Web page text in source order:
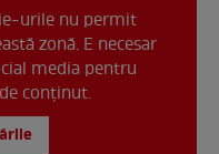
urile nu permit
zonă. E necesar
media pentru
conținut.